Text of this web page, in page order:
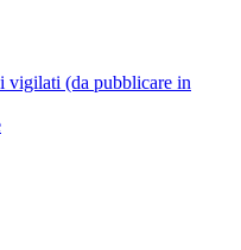
vigilati (da pubblicare in